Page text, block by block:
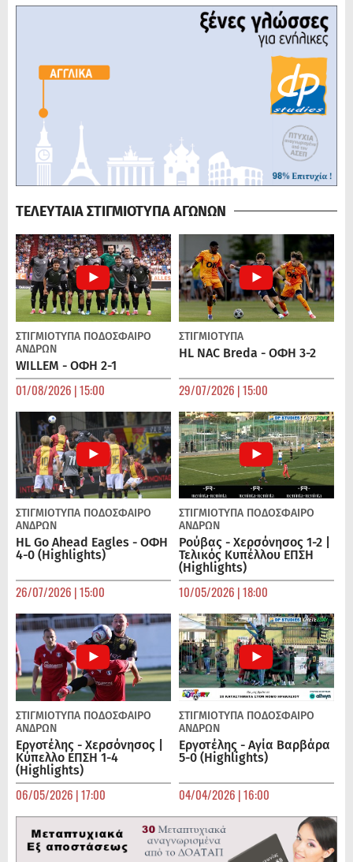
ΤΕΛΕΥΤΑΙΑ ΣΤΙΓΜΙΟΤΥΠΑ ΑΓΩΝΩΝ
ΣΤΙΓΜΙΟΤΥΠΑ ΠΟΔΌΣΦΑΙΡΟ
ΑΝΔΡΏΝ
WILLEM - ΟΦΗ 2-1
01/08/2026 | 15:00
ΣΤΙΓΜΙΟΤΥΠΑ
HL NAC Breda - ΟΦΗ 3-2
29/07/2026 | 15:00
ΣΤΙΓΜΙΟΤΥΠΑ ΠΟΔΌΣΦΑΙΡΟ
ΑΝΔΡΏΝ
HL Go Ahead Eagles - ΟΦΗ
4-0 (Highlights)
26/07/2026 | 15:00
ΣΤΙΓΜΙΟΤΥΠΑ ΠΟΔΌΣΦΑΙΡΟ
ΑΝΔΡΏΝ
Ρούβας - Χερσόνησος 1-2 |
Τελικός Κυπέλλου ΕΠΣΗ
(Highlights)
10/05/2026 | 18:00
ΣΤΙΓΜΙΟΤΥΠΑ ΠΟΔΌΣΦΑΙΡΟ
ΑΝΔΡΏΝ
Εργοτέλης - Χερσόνησος |
Κύπελλο ΕΠΣΗ 1-4
(Highlights)
06/05/2026 | 17:00
ΣΤΙΓΜΙΟΤΥΠΑ ΠΟΔΌΣΦΑΙΡΟ
ΑΝΔΡΏΝ
Εργοτέλης - Αγία Βαρβάρα
5-0 (Highlights)
04/04/2026 | 16:00